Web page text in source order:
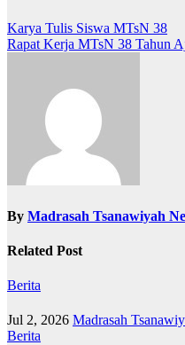
Post
navigation
Karya Tulis Siswa MTsN 38
Rapat Kerja MTsN 38 Tahun
By Madrasah Tsanawiyah
Related Post
Berita
Jul 2, 2026 Madrasah
Berita